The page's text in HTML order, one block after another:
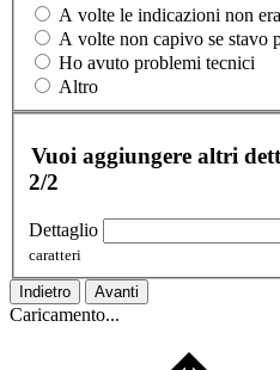
A volte le indicazioni non
A volte non capivo se stavo
Ho avuto problemi tecnici
Altro
Vuoi aggiungere altri
2/2
Dettaglio
caratteri
Indietro Avanti
Caricamento...